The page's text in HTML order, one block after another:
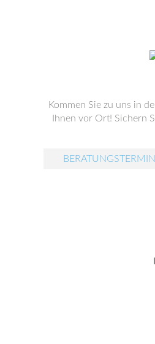
Kommen Sie zu uns in
Ihnen vor Ort! Sichern